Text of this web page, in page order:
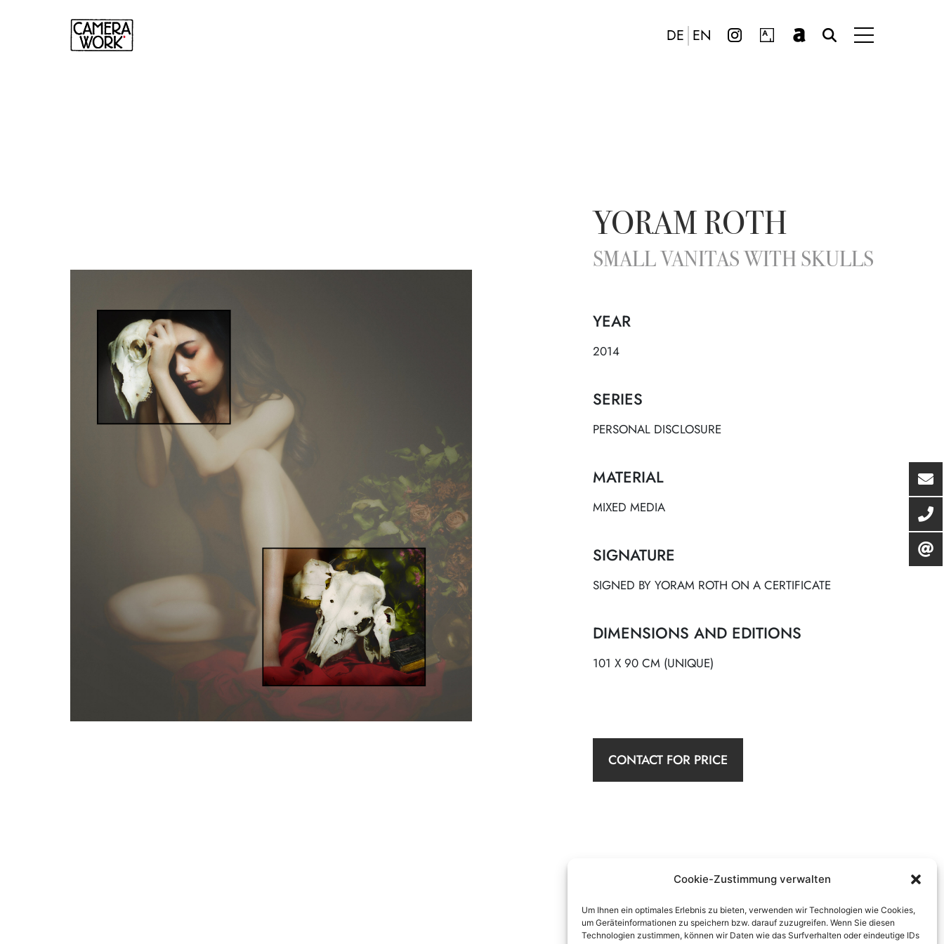
Cookie-Zustimmung verwalten
Um Ihnen ein optimales Erlebnis zu bieten, verwenden wir Technologien wie Cookies,
um Geräteinformationen zu speichern bzw. darauf zuzugreifen. Wenn Sie diesen
Technologien zustimmen, können wir Daten wie das Surfverhalten oder eindeutige IDs
DE EN
YORAM ROTH
SMALL VANITAS WITH SKULLS
YEAR
2014
SERIES
PERSONAL DISCLOSURE
MATERIAL
MIXED MEDIA
SIGNATURE
SIGNED BY YORAM ROTH ON A CERTIFICATE
DIMENSIONS AND EDITIONS
101 X 90 CM (UNIQUE)
CONTACT FOR PRICE